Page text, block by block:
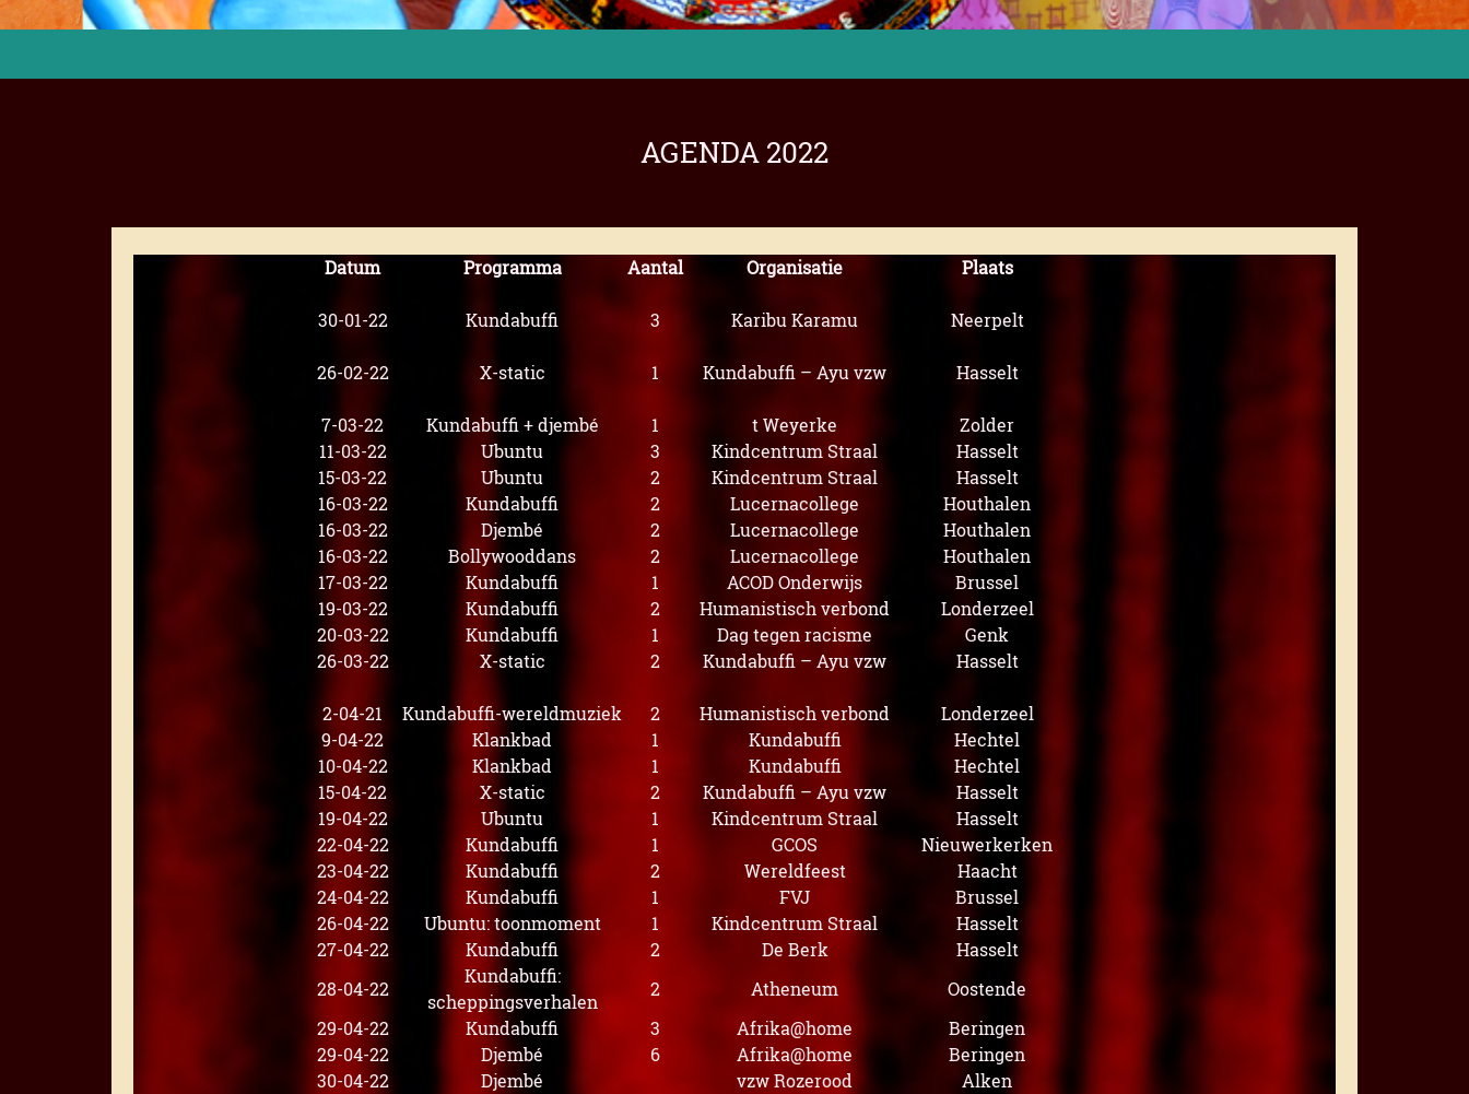
AGENDA 2022
Datum Programma Aantal Organisatie Plaats
30-01-22 Kundabuffi 3 Karibu Karamu Neerpelt
26-02-22 X-static 1 Kundabuffi – Ayu vzw Hasselt
7-03-22 Kundabuffi + djembé 1 t Weyerke
Zolder
11-03-22
Ubuntu 3 Kindcentrum Straal
Hasselt
15-03-22
Ubuntu 2 Kindcentrum Straal
Hasselt
16-03-22
Kundabuffi 2 Lucernacollege
Houthalen
16-03-22
Djembé 2 Lucernacollege
Houthalen
16-03-22
Bollywooddans 2 Lucernacollege
Houthalen
17-03-22
Kundabuffi 1 ACOD Onderwijs
Brussel
19-03-22
Kundabuffi 2 Humanistisch verbond
Londerzeel
20-03-22
Kundabuffi 1 Dag tegen racisme
Genk
26-03-22
X-static 2 Kundabuffi – Ayu vzw Hasselt
2-04-21 Kundabuffi-wereldmuziek 2 Humanistisch verbond
Londerzeel
9-04-22
Klankbad 1 Kundabuffi
Hechtel
10-04-22
Klankbad 1 Kundabuffi
Hechtel
15-04-22
X-static 2 Kundabuffi – Ayu vzw
Hasselt
19-04-22
Ubuntu 1 Kindcentrum Straal
Hasselt
22-04-22
Kundabuffi 1 GCOS
Nieuwerkerken
23-04-22
Kundabuffi 2 Wereldfeest
Haacht
24-04-22
Kundabuffi 1 FVJ
Brussel
26-04-22
Ubuntu: toonmoment 1 Kindcentrum Straal
Hasselt
27-04-22
Kundabuffi 2 De Berk
Hasselt
28-04-22
Kundabuffi:
scheppingsverhalen
2 Atheneum
Oostende
29-04-22
Kundabuffi 3 Afrika@home
Beringen
29-04-22
Djembé 6 Afrika@home
Beringen
30-04-22
Djembé vzw Rozerood Alken